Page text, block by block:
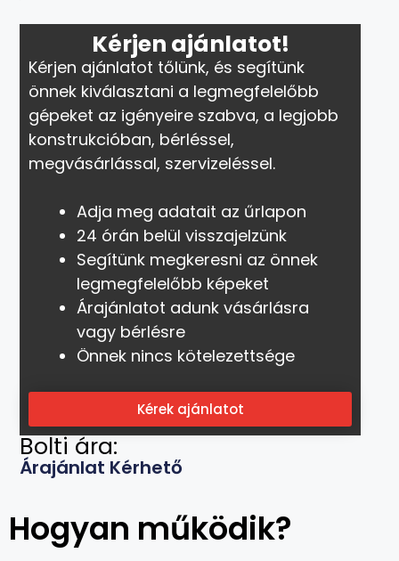
Kérjen ajánlatot!
Kérjen ajánlatot tőlünk, és segítünk
önnek kiválasztani a legmegfelelőbb
gépeket az igényeire szabva, a legjobb
konstrukcióban, bérléssel,
megvásárlással, szervizeléssel.
Adja meg adatait az űrlapon
24 órán belül visszajelzünk
Segítünk megkeresni az önnek
legmegfelelőbb képeket
Árajánlatot adunk vásárlásra
vagy bérlésre
Önnek nincs kötelezettsége
Kérek ajánlatot
Bolti ára:
Árajánlat Kérhető
Hogyan működik?